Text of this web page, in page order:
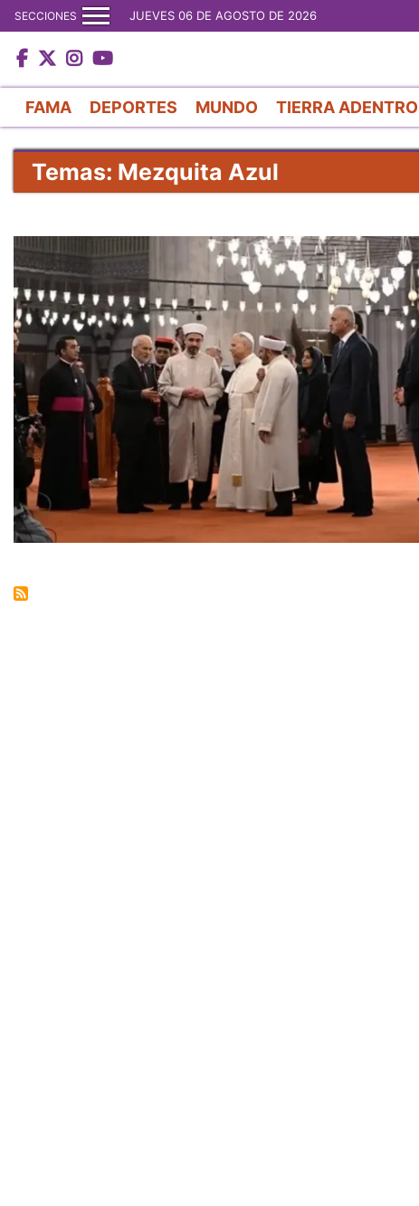
SECCIONES JUEVES 06 DE AGOSTO DE 2026
FAMA DEPORTES MUNDO TIERRA ADENTRO
Temas: Mezquita Azul